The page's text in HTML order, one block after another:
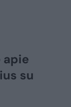
apie
su